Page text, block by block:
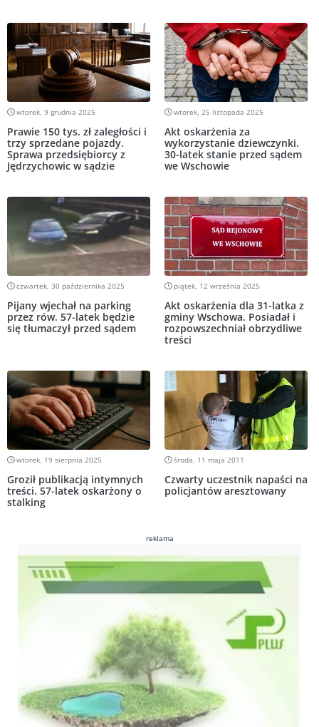
wtorek, 9 grudnia 2025
Prawie 150 tys. zł zaległości i
trzy sprzedane pojazdy.
Sprawa przedsiębiorcy z
Jędrzychowic w sądzie
wtorek, 25 listopada 2025
Akt oskarżenia za
wykorzystanie dziewczynki.
30-latek stanie przed sądem
we Wschowie
czwartek, 30 października 2025
Pijany wjechał na parking
przez rów. 57-latek będzie
się tłumaczył przed sądem
piątek, 12 września 2025
Akt oskarżenia dla 31-latka z
gminy Wschowa. Posiadał i
rozpowszechniał obrzydliwe
treści
wtorek, 19 sierpnia 2025
Groził publikacją intymnych
treści. 57-latek oskarżony o
stalking
środa, 11 maja 2011
Czwarty uczestnik napaści na
policjantów aresztowany
reklama